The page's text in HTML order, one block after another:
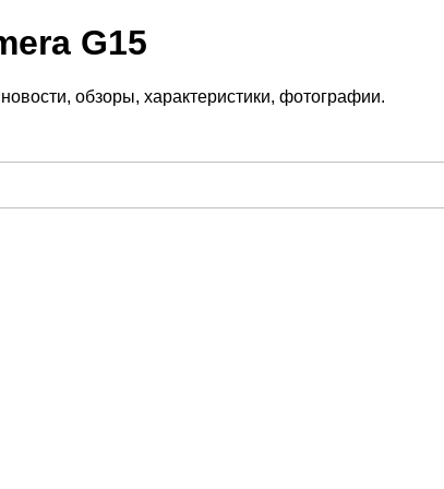
G15
обзоры, характеристики, фотографии.